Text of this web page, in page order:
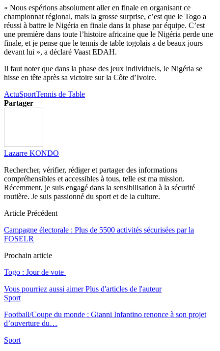
« Nous espérions absolument aller en finale en organisant ce
championnat régional, mais la grosse surprise, c’est que le Togo a
réussi à battre le Nigéria en finale dans la phase par équipe. C’est
une première dans toute l’histoire africaine que le Nigéria perde une
finale, et je pense que le tennis de table togolais a de beaux jours
devant lui », a déclaré Vaast EDAH.
Il faut noter que dans la phase des jeux individuels, le Nigéria se
hisse en tête après sa victoire sur la Côte d’Ivoire.
ActuSportTennis de Table
Partager
Lazarre KONDO
Rechercher, vérifier, rédiger et partager des informations
compréhensibles et accessibles à tous, telle est ma mission.
Récemment, je suis engagé dans la sensibilisation à la sécurité
routière. Je suis passionné du sport et de la culture.
Article Précédent
Campagne électorale : Plus de 5500 activités sécurisées par la
FOSELR
Prochain article
Togo : Jour de vote
Vous pourriez aussi aimer Plus d'articles de l'auteur
Sport
Football/Coupe du monde : Gianni Infantino renonce à son projet
d’ouverture du…
Sport